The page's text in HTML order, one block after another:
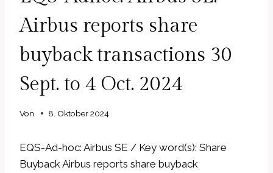
Airbus reports share
buyback transactions 30
Sept. to 4 Oct. 2024
Von 8. Oktober 2024
EQS-Ad-hoc: Airbus SE / Key word(s): Share
Buyback Airbus reports share buyback